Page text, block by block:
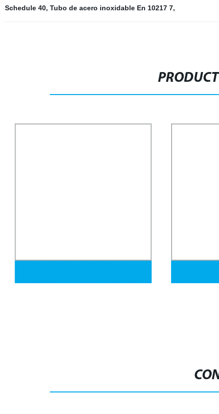
Schedule 40, Tubo de acero inoxidable En 10217 7,